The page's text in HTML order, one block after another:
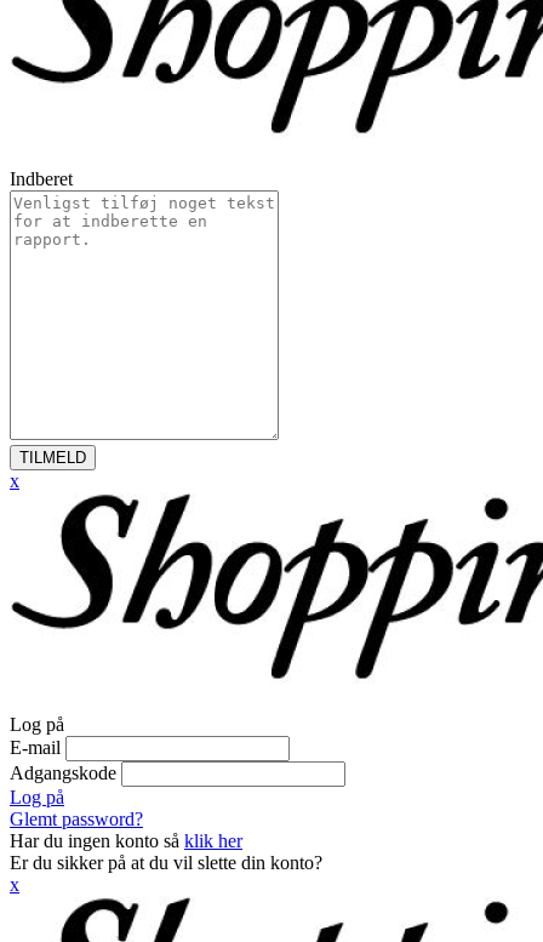
Indberet
TILMELD
x
Log på
E-mail
Adgangskode
Log på
Glemt password?
Har du ingen konto så klik her
Er du sikker på at du vil slette din konto?
x